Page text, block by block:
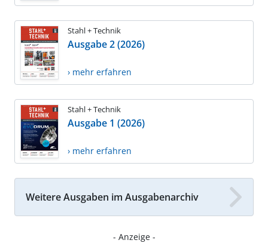
Stahl + Technik
Ausgabe 2 (2026)
› mehr erfahren
Stahl + Technik
Ausgabe 1 (2026)
› mehr erfahren
Weitere Ausgaben im Ausgabenarchiv
- Anzeige -